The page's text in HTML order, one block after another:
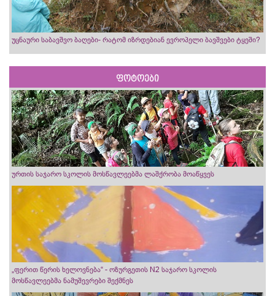
უცნაური საბავშვო ბაღები- რატომ იზრდებიან ევროპელი ბავშვები ტყეში?
ფოტოები
ურთის საჯარო სკოლის მოსწავლეებმა ლაშქრობა მოაწყვეს
„ფერით წერის ხელოვნება“ - ოზურგეთის N2 საჯარო სკოლის
მოსწავლეებმა ნამუშევრები შექმნეს